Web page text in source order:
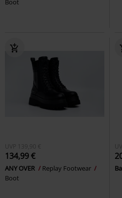
UVP 139,90 €
134,99 €
ANY OVER
Replay Footwear
Boot
UVP